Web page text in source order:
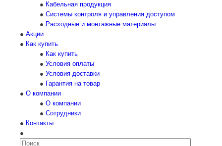
Кабельная продукция
Системы контроля и управления доступом
Расходные и монтажные материалы
Акции
Как купить
Как купить
Условия оплаты
Условия доставки
Гарантия на товар
О компании
О компании
Сотрудники
Контакты